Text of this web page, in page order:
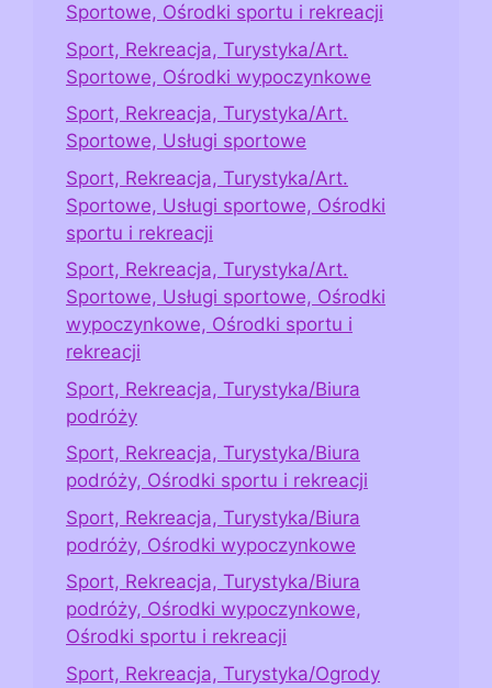
Sportowe, Ośrodki sportu i rekreacji
Sport, Rekreacja, Turystyka/Art.
Sportowe, Ośrodki wypoczynkowe
Sport, Rekreacja, Turystyka/Art.
Sportowe, Usługi sportowe
Sport, Rekreacja, Turystyka/Art.
Sportowe, Usługi sportowe, Ośrodki
sportu i rekreacji
Sport, Rekreacja, Turystyka/Art.
Sportowe, Usługi sportowe, Ośrodki
wypoczynkowe, Ośrodki sportu i
rekreacji
Sport, Rekreacja, Turystyka/Biura
podróży
Sport, Rekreacja, Turystyka/Biura
podróży, Ośrodki sportu i rekreacji
Sport, Rekreacja, Turystyka/Biura
podróży, Ośrodki wypoczynkowe
Sport, Rekreacja, Turystyka/Biura
podróży, Ośrodki wypoczynkowe,
Ośrodki sportu i rekreacji
Sport, Rekreacja, Turystyka/Ogrody